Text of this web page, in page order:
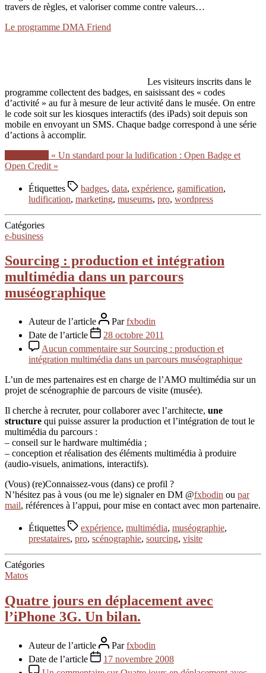
travers de règles, et valoriser comme contre valeurs…
Le programme DMA Friend
Les visiteurs inscrits dans le
programme collectent des badges, en saisissant des « codes
d’activité » au fur à mesure de leur activité dans le musée. On entre
le code soit sur les kiosques interactifs (des iPads) soit depuis son
mobile en envoyant un SMS. Chaque badge correspond à une série
d’actions à accomplir.
« Un standard pour la ludification : Open Badge et
Open Credit »
Étiquettes badges, data, expérience, gamification,
ludification, marketing, museums, pro, wordpress
Catégories
e-business
Sourcing : production et intégration
multimédia dans un parcours
muséographique
Auteur de l’article Parfxbodin
Date de l’article
28 octobre 2011
Aucun commentaire sur Sourcing : production et
intégration multimédia dans un parcours muséographique
L’un de mes partenaires est en charge de l’AMO multimédia sur un
projet de scénographie de parcours de visite (musée).
Il cherche à recruter, pour collaborer avec l’architecte, une
structure qui puisse assurer la production et l’intégration de tout le
multimédia du parcours :
– conseil sur le hardware multimédia ;
– conception et réalisation des éléments multimédia à produire
(audio-visuels, animations, interactifs).
(Vous) (re)Connaissez-vous (dans) ce profil ?
N’hésitez pas à vous (ou me le) signaler en DM @fxbodin ou par
mail, références à l’appui, pour mise en contact avec mon partenaire.
Étiquettes expérience, multimédia, muséographie,
prestataires, pro, scénographie, sourcing, visite
Catégories
Matos
Quatre jours en déplacement avec
l’iPhone 3G. Un bilan.
Auteur de l’article Parfxbodin
Date de l’article
17 novembre 2008